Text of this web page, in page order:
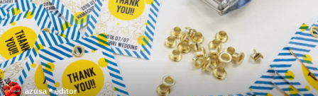
azusa＊editor